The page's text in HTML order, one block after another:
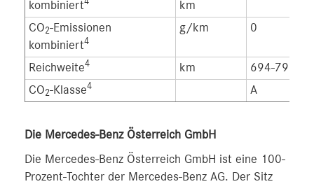
kombiniert
km
CO2-Emissionen
kombiniert4
g/km 0
Reichweite4 km
694-792
CO2-Klasse4 A
Die Mercedes-Benz Österreich GmbH
Die Mercedes-Benz Österreich GmbH ist eine 100-
Prozent-Tochter der Mercedes-Benz AG. Der Sitz